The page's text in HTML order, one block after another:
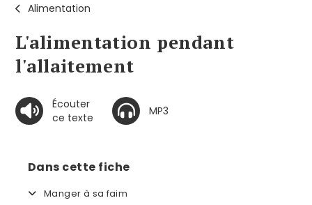
Alimentation
L'alimentation pendant
l'allaitement
Écouter
ce texte
MP3
Dans cette fiche
Manger à sa faim